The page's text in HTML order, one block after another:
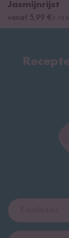
Jasmijnrijst
vanaf 5,99 €